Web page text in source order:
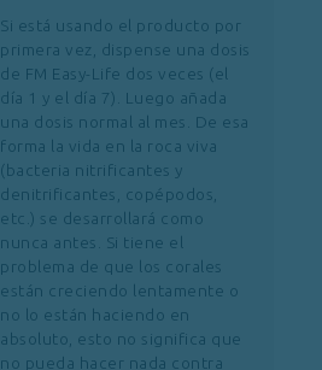
Si está usando el producto por
primera vez, dispense una dosis
de FM Easy-Life dos veces (el
día 1 y el día 7). Luego añada
una dosis normal al mes. De esa
forma la vida en la roca viva
(bacteria nitrificantes y
denitrificantes, copépodos,
etc.) se desarrollará como
nunca antes. Si tiene el
problema de que los corales
están creciendo lentamente o
no lo están haciendo en
absoluto, esto no significa que
no pueda hacer nada contra